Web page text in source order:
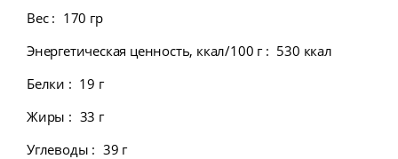
Вес : 170 гр
Энергетическая ценность, ккал/100 г : 530 ккал
Белки : 19 г
Жиры : 33 г
Углеводы : 39 г